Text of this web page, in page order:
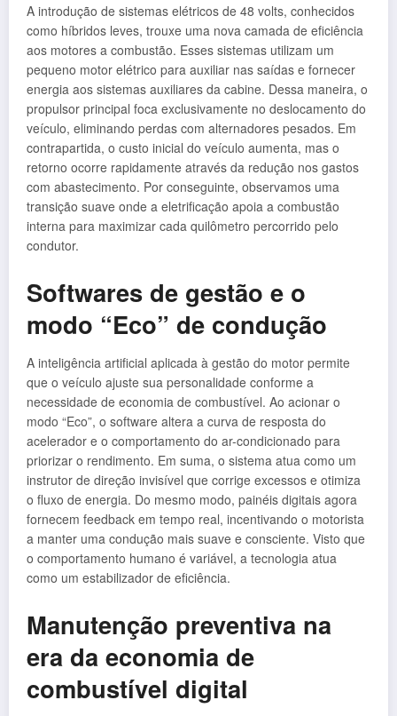
A introdução de sistemas elétricos de 48 volts, conhecidos
como híbridos leves, trouxe uma nova camada de eficiência
aos motores a combustão. Esses sistemas utilizam um
pequeno motor elétrico para auxiliar nas saídas e fornecer
energia aos sistemas auxiliares da cabine. Dessa maneira, o
propulsor principal foca exclusivamente no deslocamento do
veículo, eliminando perdas com alternadores pesados. Em
contrapartida, o custo inicial do veículo aumenta, mas o
retorno ocorre rapidamente através da redução nos gastos
com abastecimento. Por conseguinte, observamos uma
transição suave onde a eletrificação apoia a combustão
interna para maximizar cada quilômetro percorrido pelo
condutor.
Softwares de gestão e o
modo “Eco” de condução
A inteligência artificial aplicada à gestão do motor permite
que o veículo ajuste sua personalidade conforme a
necessidade de economia de combustível. Ao acionar o
modo “Eco”, o software altera a curva de resposta do
acelerador e o comportamento do ar-condicionado para
priorizar o rendimento. Em suma, o sistema atua como um
instrutor de direção invisível que corrige excessos e otimiza
o fluxo de energia. Do mesmo modo, painéis digitais agora
fornecem feedback em tempo real, incentivando o motorista
a manter uma condução mais suave e consciente. Visto que
o comportamento humano é variável, a tecnologia atua
como um estabilizador de eficiência.
Manutenção preventiva na
era da economia de
combustível digital